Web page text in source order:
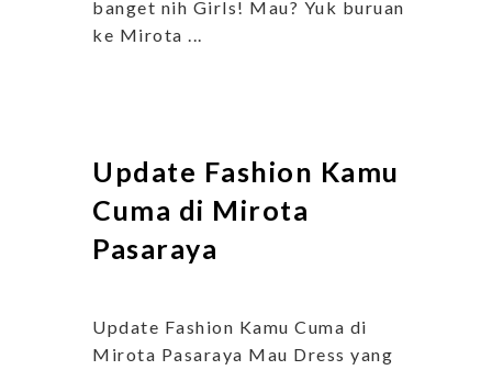
banget nih Girls! Mau? Yuk buruan
ke Mirota ...
Update Fashion Kamu
Cuma di Mirota
Pasaraya
Update Fashion Kamu Cuma di
Mirota Pasaraya Mau Dress yang